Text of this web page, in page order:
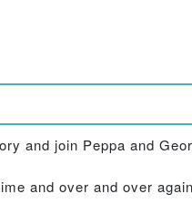
and join Peppa and
and over and over